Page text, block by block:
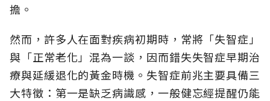
擔。
然而，許多人在面對疾病初期時，常將「失智症」
與「正常老化」混為一談，因而錯失失智症早期治
療與延緩退化的黃金時機。失智症前兆主要具備三
大特徵：第一是缺乏病識感，一般健忘經提醒仍能